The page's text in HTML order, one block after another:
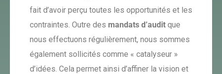
fait d’avoir perçu toutes les opportunités et les
contraintes. Outre des mandats d’audit que
nous effectuons régulièrement, nous sommes
également sollicités comme « catalyseur »
d’idées. Cela permet ainsi d’affiner la vision et